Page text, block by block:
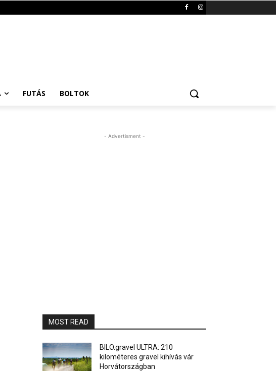
FUTÁS BOLTOK
- Advertisment -
MOST READ
BILO.gravel ULTRA: 210
kilométeres gravel kihívás vár
Horvátországban